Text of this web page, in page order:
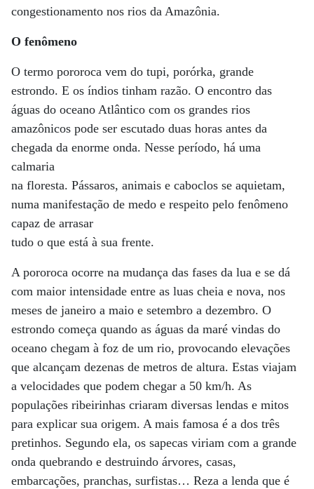
congestionamento nos rios da Amazônia.
O fenômeno
O termo pororoca vem do tupi, porórka, grande
estrondo. E os índios tinham razão. O encontro das
águas do oceano Atlântico com os grandes rios
amazônicos pode ser escutado duas horas antes da
chegada da enorme onda. Nesse período, há uma
calmaria
na floresta. Pássaros, animais e caboclos se aquietam,
numa manifestação de medo e respeito pelo fenômeno
capaz de arrasar
tudo o que está à sua frente.
A pororoca ocorre na mudança das fases da lua e se dá
com maior intensidade entre as luas cheia e nova, nos
meses de janeiro a maio e setembro a dezembro. O
estrondo começa quando as águas da maré vindas do
oceano chegam à foz de um rio, provocando elevações
que alcançam dezenas de metros de altura. Estas viajam
a velocidades que podem chegar a 50 km/h. As
populações ribeirinhas criaram diversas lendas e mitos
para explicar sua origem. A mais famosa é a dos três
pretinhos. Segundo ela, os sapecas viriam com a grande
onda quebrando e destruindo árvores, casas,
embarcações, pranchas, surfistas… Reza a lenda que é